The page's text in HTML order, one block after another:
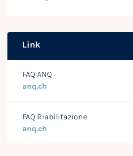
Link
FAQ ANQ
anq.ch
FAQ Riabilitazione
anq.ch